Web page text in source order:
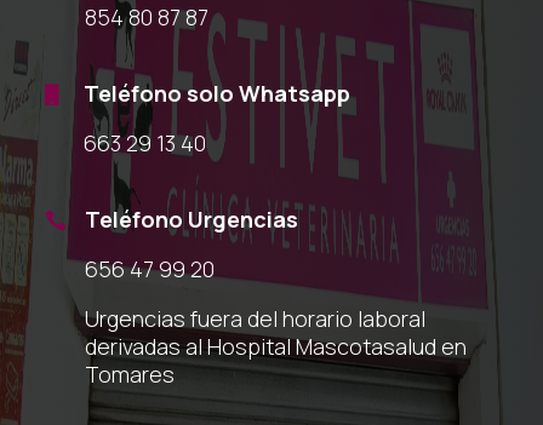
854 80 87 87
Teléfono solo Whatsapp
663 29 13 40

Teléfono Urgencias
656 47 99 20
Urgencias fuera del horario laboral
derivadas al Hospital Mascotasalud en
Tomares